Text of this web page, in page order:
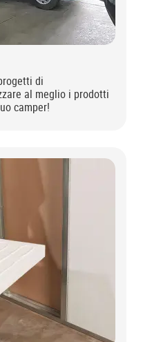
di
al meglio i prodotti
camper!